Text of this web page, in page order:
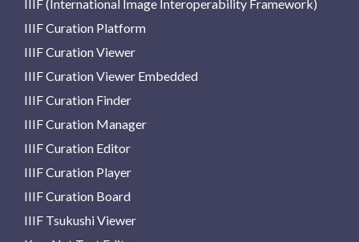
IIIF (International Image Interoperability Framework)
IIIF Curation Platform
IIIF Curation Viewer
IIIF Curation Viewer Embedded
IIIF Curation Finder
IIIF Curation Manager
IIIF Curation Editor
IIIF Curation Player
IIIF Curation Board
IIIF Tsukushi Viewer